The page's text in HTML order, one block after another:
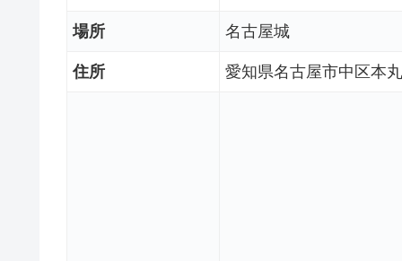
場所 名古屋城
住所 愛知県名古屋市中区本